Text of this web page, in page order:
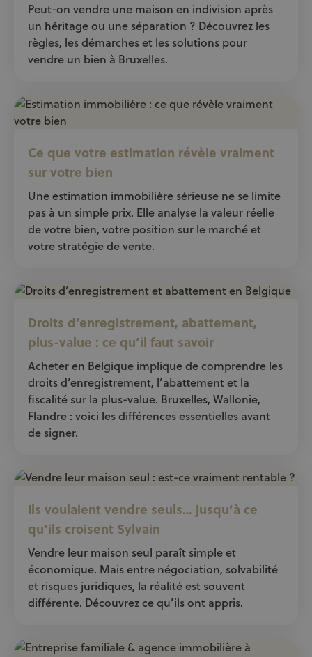
Peut-on vendre une maison en indivision après
un héritage ou une séparation ? Découvrez les
règles, les démarches et les solutions pour
vendre un bien à Bruxelles.
Ce que votre estimation révèle vraiment
sur votre bien
Une estimation immobilière sérieuse ne se limite
pas à un simple prix. Elle analyse la valeur réelle
de votre bien, votre position sur le marché et
votre stratégie de vente.
Droits d’enregistrement, abattement,
plus-value : ce qu’il faut savoir
Acheter en Belgique implique de comprendre les
droits d’enregistrement, l’abattement et la
fiscalité sur la plus-value. Bruxelles, Wallonie,
Flandre : voici les différences essentielles avant
de signer.
Ils voulaient vendre seuls… jusqu’à ce
qu’ils croisent Sylvain
Vendre leur maison seul paraît simple et
économique. Mais entre négociation, solvabilité
et risques juridiques, la réalité est souvent
différente. Découvrez ce qu’ils ont appris.